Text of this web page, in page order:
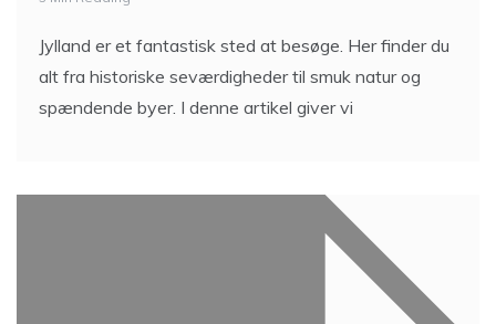
Jylland er et fantastisk sted at besøge. Her finder du
alt fra historiske seværdigheder til smuk natur og
spændende byer. I denne artikel giver vi